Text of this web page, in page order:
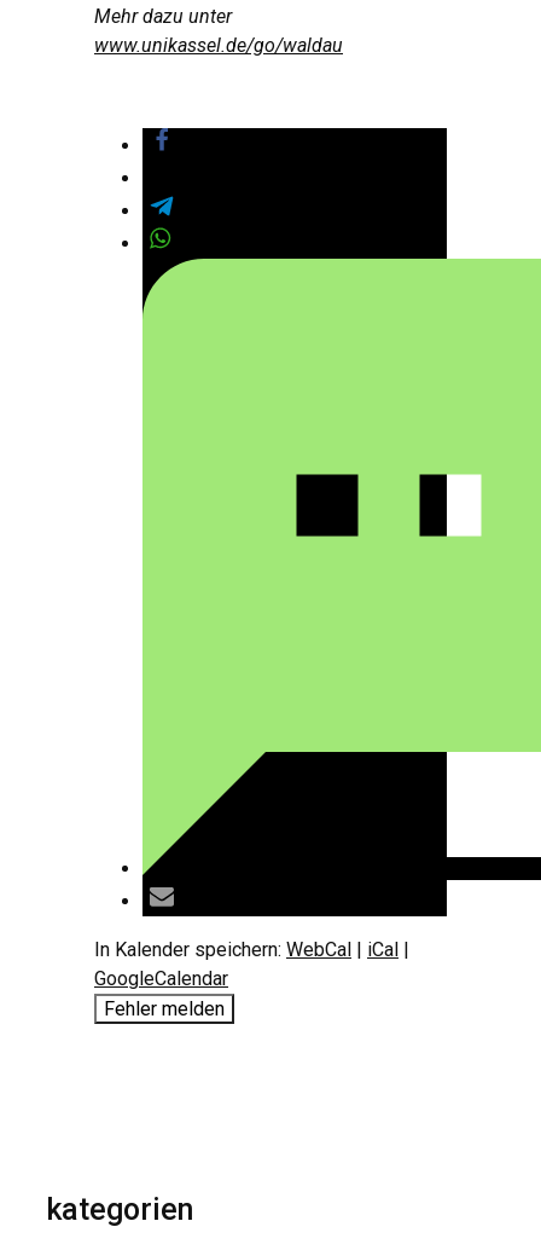
Mehr dazu unter
www.unikassel.de/go/waldau
In Kalender speichern: WebCal | iCal |
GoogleCalendar
Fehler melden
kategorien